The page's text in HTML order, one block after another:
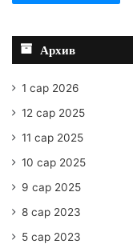
Архив
1 сар 2026
12 сар 2025
11 сар 2025
10 сар 2025
9 сар 2025
8 сар 2023
5 сар 2023